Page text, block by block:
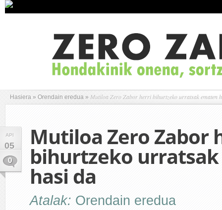
Hasiera » Orendain eredua » Mutiloa Zero Zabor herri bihurtzeko urratsak ematen
API
05
0
Mutiloa Zero Zabor
bihurtzeko
hasi da
Atalak: Orendain eredua